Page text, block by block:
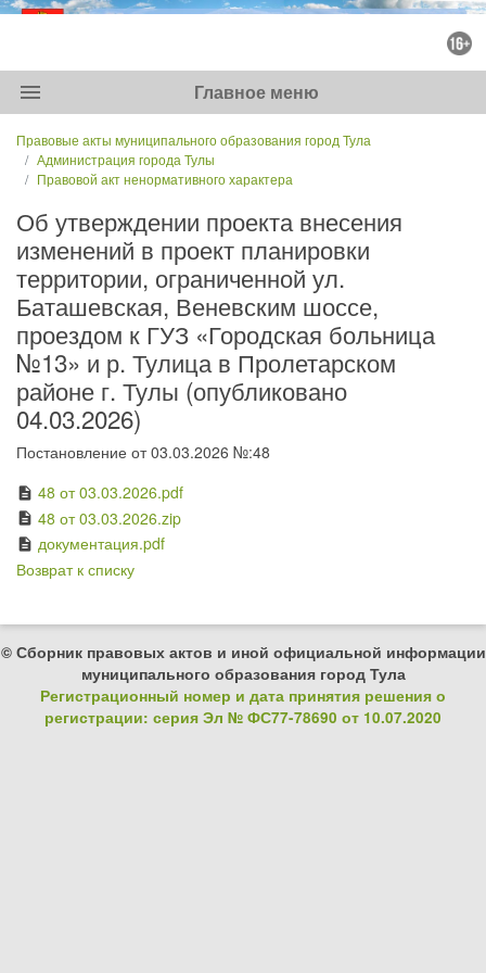
menu Главное меню
Правовые акты муниципального образования город Тула
Администрация города Тулы
Правовой акт ненормативного характера
Об утверждении проекта внесения
изменений в проект планировки
территории, ограниченной ул.
Баташевская, Веневским шоссе,
проездом к ГУЗ «Городская больница
№13» и р. Тулица в Пролетарском
районе г. Тулы (опубликовано
04.03.2026)
Постановление от 03.03.2026 №:48
description 48 от 03.03.2026.pdf
description 48 от 03.03.2026.zip
description документация.pdf
Возврат к списку
© Сборник правовых актов и иной официальной информации
муниципального образования город Тула
Регистрационный номер и дата принятия решения о
регистрации: серия Эл № ФС77-78690 от 10.07.2020